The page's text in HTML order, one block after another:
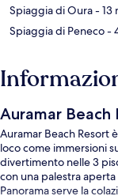
Spiaggia di Oura- 13
Spiaggia di Peneco-
Auramar Beach
Auramar Beach Resort
loco come immersioni
divertimento nelle 3
con una palestra
Panorama serve la